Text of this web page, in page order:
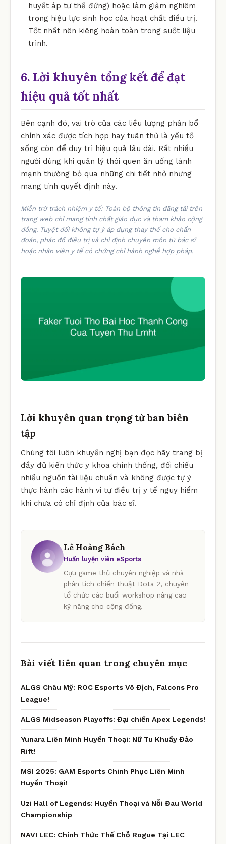
huyết áp tư thế đứng) hoặc làm giảm nghiêm
trọng hiệu lực sinh học của hoạt chất điều trị.
Tốt nhất nên kiêng hoàn toàn trong suốt liệu
trình.
6. Lời khuyên tổng kết để đạt
hiệu quả tốt nhất
Bên cạnh đó, vai trò của các liều lượng phân bổ
chính xác được tích hợp hay tuân thủ là yếu tố
sống còn để duy trì hiệu quả lâu dài. Rất nhiều
người dùng khi quản lý thói quen ăn uống lành
mạnh thường bỏ qua những chi tiết nhỏ nhưng
mang tính quyết định này.
Miễn trừ trách nhiệm y tế: Toàn bộ thông tin đăng tải trên
trang web chỉ mang tính chất giáo dục và tham khảo cộng
đồng. Tuyệt đối không tự ý áp dụng thay thế cho chẩn
đoán, phác đồ điều trị và chỉ định chuyên môn từ bác sĩ
hoặc nhân viên y tế có chứng chỉ hành nghề hợp pháp.
Lời khuyên quan trọng từ ban biên
tập
Chúng tôi luôn khuyến nghị bạn đọc hãy trang bị
đầy đủ kiến thức y khoa chính thống, đối chiếu
nhiều nguồn tài liệu chuẩn và không được tự ý
thực hành các hành vi tự điều trị y tế nguy hiểm
khi chưa có chỉ định của bác sĩ.
Lê Hoàng Bách
Huấn luyện viên eSports
Cựu game thủ chuyên nghiệp và nhà
phân tích chiến thuật Dota 2, chuyên
tổ chức các buổi workshop nâng cao
kỹ năng cho cộng đồng.
Bài viết liên quan trong chuyên mục
ALGS Châu Mỹ: ROC Esports Vô Địch, Falcons Pro
League!
ALGS Midseason Playoffs: Đại chiến Apex Legends!
Yunara Liên Minh Huyền Thoại: Nữ Tu Khuấy Đảo
Rift!
MSI 2025: GAM Esports Chinh Phục Liên Minh
Huyền Thoại!
Uzi Hall of Legends: Huyền Thoại và Nỗi Đau World
Championship
NAVI LEC: Chính Thức Thế Chỗ Rogue Tại LEC